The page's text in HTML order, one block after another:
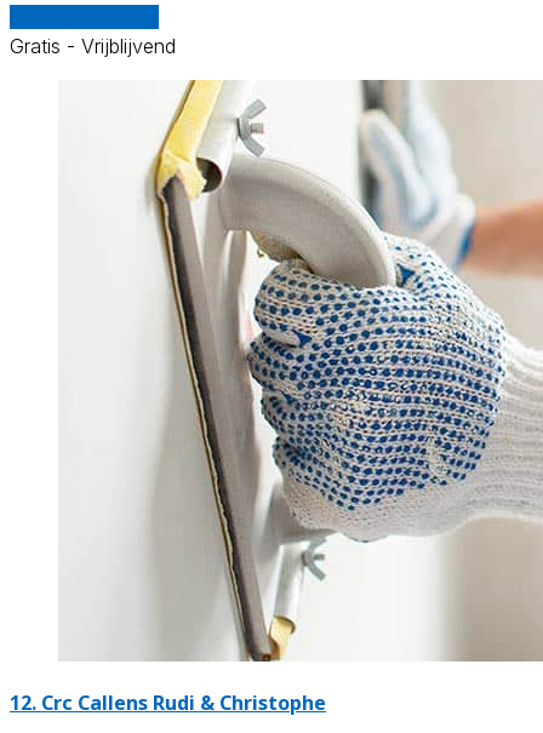
Gratis - Vrijblijvend
12. Crc Callens Rudi & Christophe